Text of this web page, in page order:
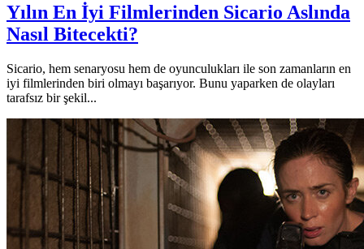
Yılın En İyi Filmlerinden Sicario Aslında
Nasıl Bitecekti?
Sicario, hem senaryosu hem de oyunculukları ile son zamanların en
iyi filmlerinden biri olmayı başarıyor. Bunu yaparken de olayları
tarafsız bir şekil...